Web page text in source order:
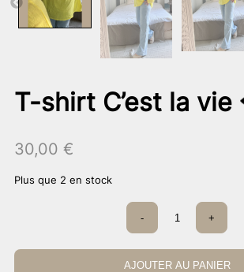
T-shirt C’est la vie
30,00 €
Plus que 2 en stock
quantité
T-
shirt
C’est
- +
AJOUTER AU PANIER